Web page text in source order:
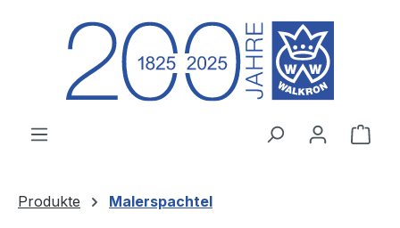
Zum Hauptinhalt springen
Produkte Malerspachtel